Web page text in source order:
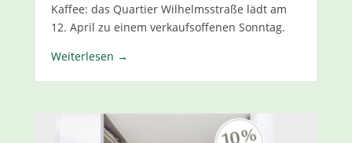
Kaffee: das Quartier Wilhelmsstraße lädt am
12. April zu einem verkaufsoffenen Sonntag.
Weiterlesen →